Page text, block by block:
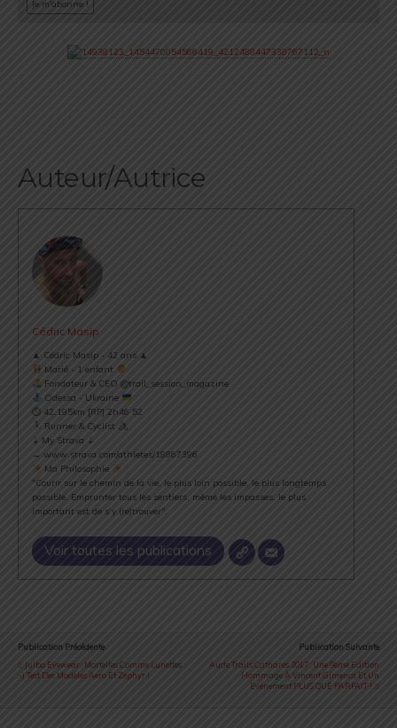
Auteur/Autrice
Cédric Masip
▲ Cédric Masip - 42 ans ▲
Marié - 1 enfant
Fondateur & CEO @trail_session_magazine
Odessa - Ukraine
⏱ 42.195km [RP] 2h46’52
Runner & Cyclist
⇣ My Strava ⇣
→ www.strava.com/athletes/18867396
Ma Philosophie
"Courir sur le chemin de la vie, le plus loin possible, le plus longtemps
possible. Emprunter tous les sentiers, même les impasses, le plus
important est de s’y (re)trouver".
Voir toutes les publications
Publication Précédente
Julbo Eyewear : Mortelles Comme Lunettes
:-) Test Des Modèles Aero Et Zephyr !
Publication Suivante
Aude Trails Cathares 2017 : Une 9ème Edition
Hommage À Vincent Gimenos Et Un
Evénement PLUS QUE PARFAIT !